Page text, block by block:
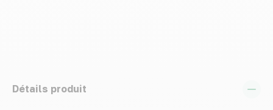
Détails produit